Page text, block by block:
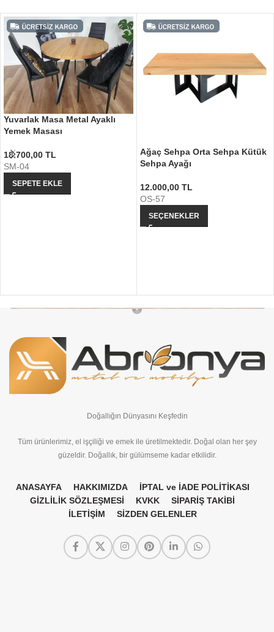
Yuvarlak Masa Metal Ayaklı
Yemek Masası
18.700,00 TL
SM-04
SEPETE EKLE
Ağaç Sehpa Orta Sehpa Kütük
Sehpa Ayağı
12.000,00 TL
OS-57
SEÇENEKLER
Doğallığın Dünyasını Keşfedin
Tüm ürünlerimiz, el işçiliği ve emek ile üretilmektedir. Doğal olan her şey
güzeldir. Doğallık, bir gülümseme kadar etkilidir.
ANASAYFA HAKKIMIZDA
İPTAL ve İADE POLİTİKASI
GİZLİLİK SÖZLEŞMESİ
KVKK
SİPARİŞ TAKİBİ
İLETİŞİM
SİZDEN GELENLER